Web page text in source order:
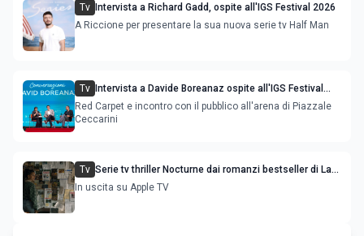
Tv Intervista a Richard Gadd, ospite all'IGS Festival 2026
A Riccione per presentare la sua nuova serie tv Half Man
Tv Intervista a Davide Boreanaz ospite all'IGS Festival
2026
Red Carpet e incontro con il pubblico all'arena di Piazzale
Ceccarini
Tv Serie tv thriller Nocturne dai romanzi bestseller di Lars
Kepler: trama cast e uscita
In uscita su Apple TV